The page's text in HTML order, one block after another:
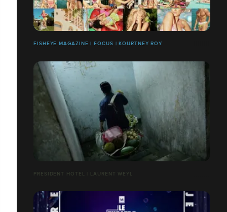
FISHEYE MAGAZINE | FOCUS | KOURTNEY ROY
PRESIDENT HOTEL | LAURENT WEYL